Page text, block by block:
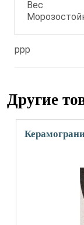
Вес
ppp
Другие